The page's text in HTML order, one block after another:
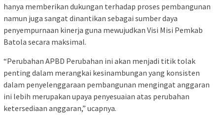
hanya memberikan dukungan terhadap proses pembangunan
namun juga sangat dinantikan sebagai sumber daya
penyempurnaan kinerja guna mewujudkan Visi Misi Pemkab
Batola secara maksimal.
“Perubahan APBD Perubahan ini akan menjadi titik tolak
penting dalam merangkai kesinambungan yang konsisten
dalam penyelenggaraan pembangunan mengingat anggaran
ini lebih merupakan upaya penyesuaian atas perubahan
ketersediaan anggaran,” ucapnya.